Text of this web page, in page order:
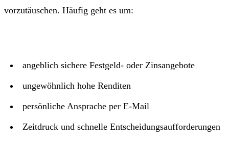
vorzutäuschen. Häufig geht es um:
angeblich sichere Festgeld- oder Zinsangebote
ungewöhnlich hohe Renditen
persönliche Ansprache per E-Mail
Zeitdruck und schnelle Entscheidungsaufforderungen